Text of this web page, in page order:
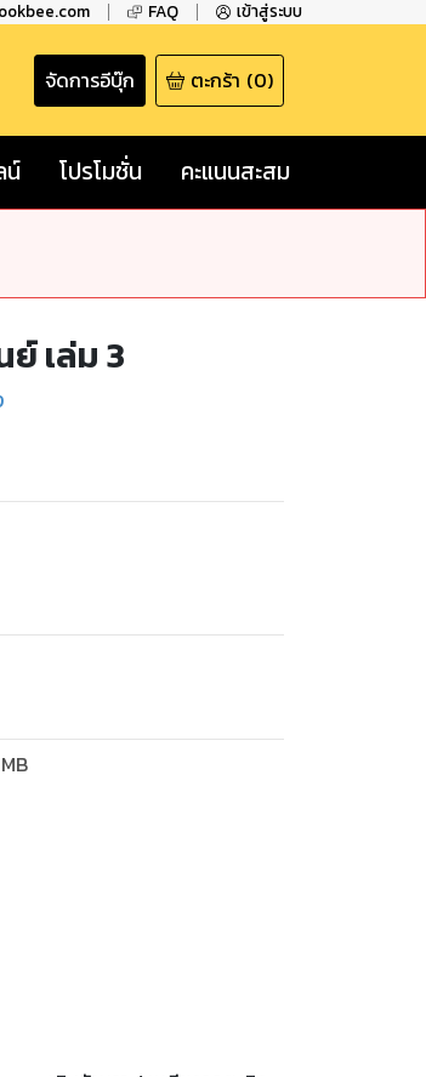
FAQ เข้าสู่ระบบ
จัดการอีบุ๊ก ตะกร้า (0)
น์ โปรโมชั่น คะแนนสะสม
เล่ม 3
MB